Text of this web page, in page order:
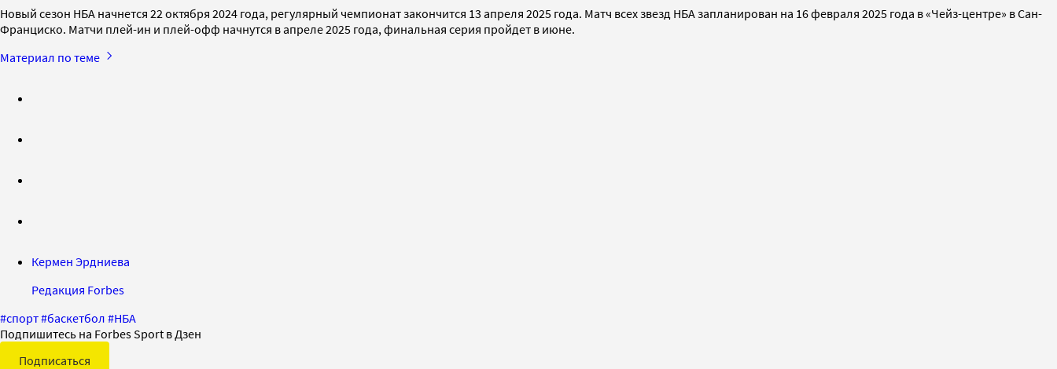
Новый сезон НБА начнется 22 октября 2024 года, регулярный чемпионат закончится 13 апреля 2025 года. Матч всех звезд НБА запланирован на 16 февраля 2025 года в «Чейз-центре» в Сан-
Франциско. Матчи плей-ин и плей-офф начнутся в апреле 2025 года, финальная серия пройдет в июне.
Материал по теме
Кермен Эрдниева
Редакция Forbes
#спорт#баскетбол #НБА
Подпишитесь на Forbes Sport в Дзен
Подписаться